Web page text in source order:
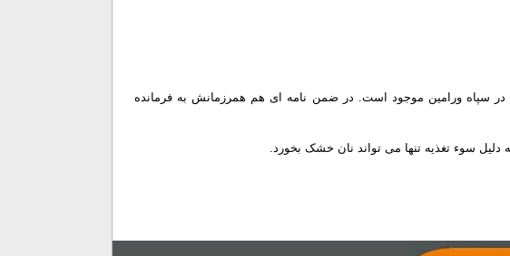
در سپاه ورامین موجود است. در ضمن نامه ای هم همرزمانش به فرمانده
سوء تغذیه تنها می تواند نان خشک بخورد.